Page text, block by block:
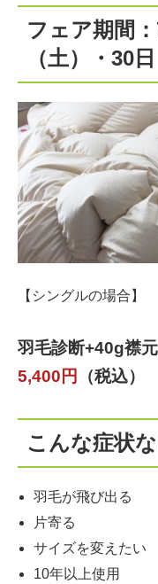
フェア期間
（土）・30
【シングルの場合】
羽毛診断+40g襟
5,400円
（税込）
こんな症状
羽毛が飛び出る
片寄る
サイズを変えたい
10年以上使用